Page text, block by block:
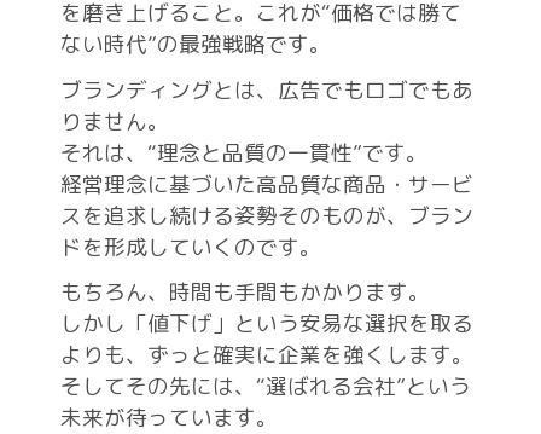
を磨き上げること。これが“価格では勝て
ない時代”の最強戦略です。
ブランディングとは、広告でもロゴでもあ
りません。
それは、“理念と品質の一貫性”です。
経営理念に基づいた高品質な商品・サービ
スを追求し続ける姿勢そのものが、ブラン
ドを形成していくのです。
もちろん、時間も手間もかかります。
しかし「値下げ」という安易な選択を取る
よりも、ずっと確実に企業を強くします。
そしてその先には、“選ばれる会社”という
未来が待っています。